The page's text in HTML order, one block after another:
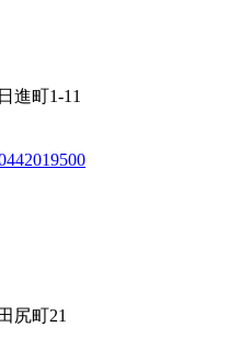
進町1-11
尻町21